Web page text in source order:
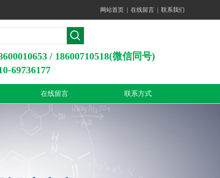
网站首页 在线留言 联系我们
/ 18600710518(微信同号)
69736177
在线留言 联系方式